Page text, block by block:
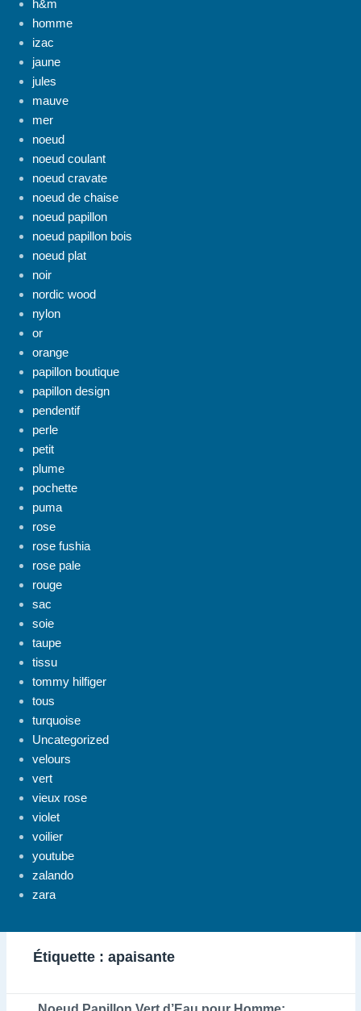
h&m
homme
izac
jaune
jules
mauve
mer
noeud
noeud coulant
noeud cravate
noeud de chaise
noeud papillon
noeud papillon bois
noeud plat
noir
nordic wood
nylon
or
orange
papillon boutique
papillon design
pendentif
perle
petit
plume
pochette
puma
rose
rose fushia
rose pale
rouge
sac
soie
taupe
tissu
tommy hilfiger
tous
turquoise
Uncategorized
velours
vert
vieux rose
violet
voilier
youtube
zalando
zara
Étiquette : apaisante